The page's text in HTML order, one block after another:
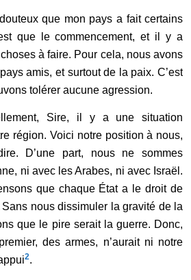
que mon pays a fait certains
que le commencement, et il y a
à faire. Pour cela, nous avons
amis, et surtout de la paix. C’est
tolérer aucune agression.
Sire, il y a une situation
région. Voici notre position à nous,
D’une part, nous ne sommes
ni avec les Arabes, ni avec Israël.
que chaque État a le droit de
Sans nous dissimuler la gravité de la
que le pire serait la guerre. Donc,
des armes, n’aurait ni notre
2.